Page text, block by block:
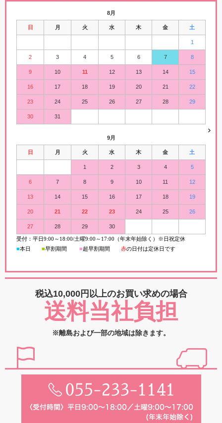
8月
日 月 火 水 木 金 土
1
2 3 4 5 6 7 8
9 10 11 12 13 14 15
16 17 18 19 20 21 22
23 24 25 26 27 28 29
30 31
9月
日 月 火 水 木 金 土
1 2 3 4 5
6 7 8 9 10 11 12
13 14 15 16 17 18 19
20 21 22 23 24 25 26
27 28 29 30
受付：平日9:00 ～ 18:00/土曜9:00 ～ 17:00（年末年始除く）※日祝定休
■本日 ■早割期間 ■超早割期間 赤の日付は定休日です
税込10,000円以上のお買い求めの場合
送料当社負担
※離島および一部の地域は除きます。